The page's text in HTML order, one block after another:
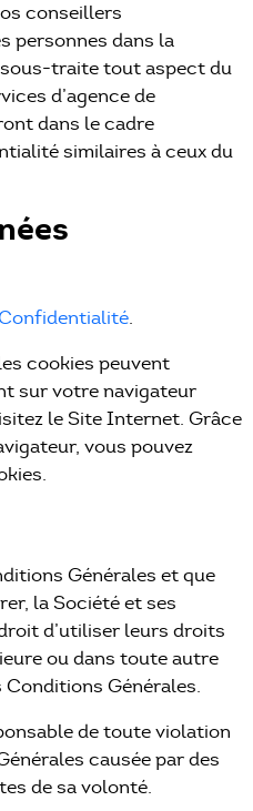
conseillers
personnes dans la
traite tout aspect du
d’agence de
dans le cadre
similaires à ceux du
.
cookies peuvent
sur votre navigateur
le Site Internet. Grâce
vous pouvez
Générales et que
la Société et ses
d’utiliser leurs droits
ou dans toute autre
Générales.
de toute violation
causée par des
de sa volonté.